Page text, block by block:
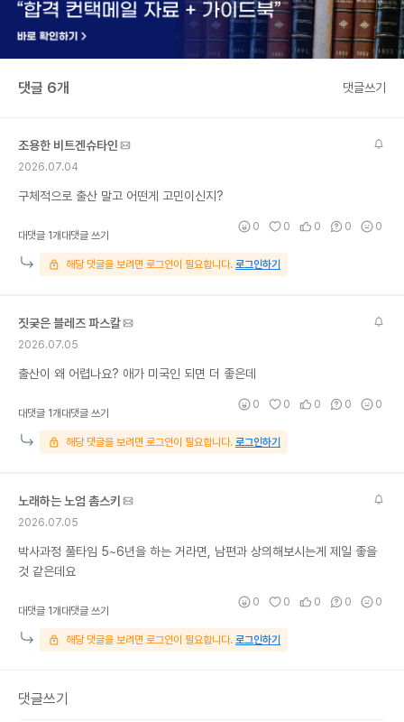
댓글 6개 댓글쓰기
조용한 비트겐슈타인
2026.07.04
구체적으로 출산 말고 어떤게 고민이신지?
대댓글 1개대댓글 쓰기
0 0 0 0 0
해당 댓글을 보려면 로그인이 필요합니다. 로그인하기
짓궂은 블레즈 파스칼
2026.07.05
출산이 왜 어렵나요? 애가 미국인 되면 더 좋은데
대댓글 1개대댓글 쓰기
0 0 0 0 0
해당 댓글을 보려면 로그인이 필요합니다. 로그인하기
노래하는 노엄 촘스키
2026.07.05
박사과정 풀타임 5~6년을 하는 거라면, 남편과 상의해보시는게 제일 좋을
것 같은데요
대댓글 1개대댓글 쓰기
0 0 0 0 0
해당 댓글을 보려면 로그인이 필요합니다. 로그인하기
댓글쓰기